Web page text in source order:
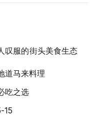
叹服的街头美食生态
道马来料理
吃之选
15